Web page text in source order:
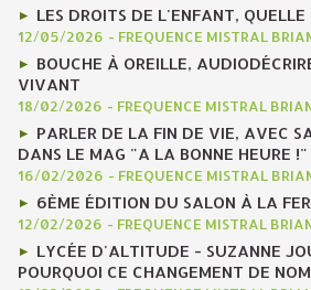
LES DROITS DE L'ENFANT, QUELLE
12/05/2026 - FREQUENCE MISTRAL
BOUCHE À OREILLE,
VIVANT
18/02/2026 - FREQUENCE MISTRAL
PARLER DE LA FIN DE VIE, AVEC
DANS LE MAG "A LA BONNE HEURE
16/02/2026 - FREQUENCE MISTRAL
6ÈME ÉDITION DU SALON À LA
12/02/2026 - FREQUENCE MISTRAL
LYCÉE D'ALTITUDE - SUZANNE
POURQUOI CE CHANGEMENT DE